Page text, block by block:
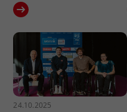
24.10.2025